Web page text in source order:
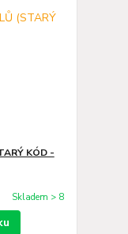
KÓD -
Skladem > 8